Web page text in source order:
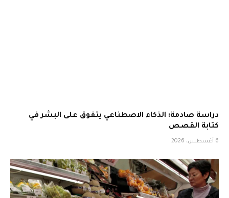
دراسة صادمة: الذكاء الاصطناعي يتفوق على البشر في
كتابة القصص
6 أغسطس، 2026